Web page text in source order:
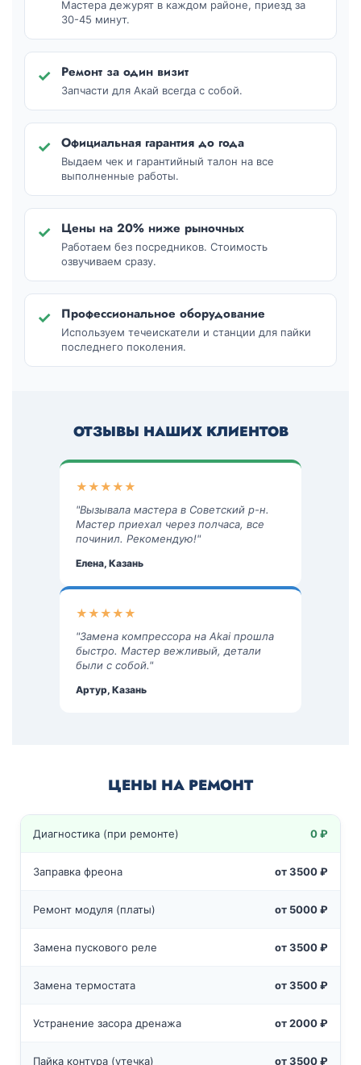
Мастера дежурят в каждом районе, приезд за
30-45 минут.
✓ Ремонт за один визит
Запчасти для Акай всегда с собой.
✓ Официальная гарантия до года
Выдаем чек и гарантийный талон на все
выполненные работы.
✓ Цены на 20% ниже рыночных
Работаем без посредников. Стоимость
озвучиваем сразу.
✓ Профессиональное оборудование
Используем течеискатели и станции для пайки
последнего поколения.
ОТЗЫВЫ НАШИХ КЛИЕНТОВ
★★★★★
"Вызывала мастера в Советский р-н.
Мастер приехал через полчаса, все
починил. Рекомендую!"
Елена, Казань
★★★★★
"Замена компрессора на Akai прошла
быстро. Мастер вежливый, детали
были с собой."
Артур, Казань
ЦЕНЫ НА РЕМОНТ
Диагностика (при ремонте) 0 ₽
Заправка фреона от 3500 ₽
Ремонт модуля (платы) от 5000 ₽
Замена пускового реле от 3500 ₽
Замена термостата от 3500 ₽
Устранение засора дренажа от 2000 ₽
Пайка контура (утечка) от 3500 ₽